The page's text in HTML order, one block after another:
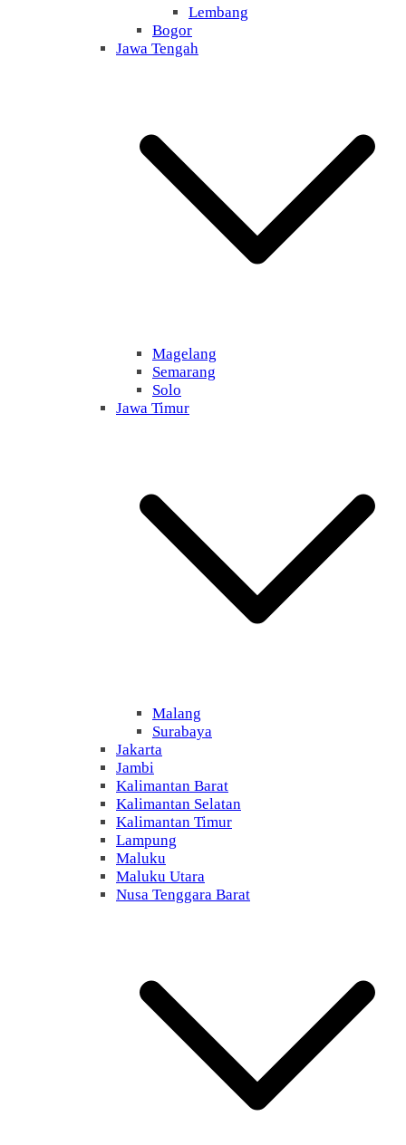
Lembang
Bogor
Jawa Tengah
Magelang
Semarang
Solo
Jawa Timur
Malang
Surabaya
Jakarta
Jambi
Kalimantan Barat
Kalimantan Selatan
Kalimantan Timur
Lampung
Maluku
Maluku Utara
Nusa Tenggara Barat